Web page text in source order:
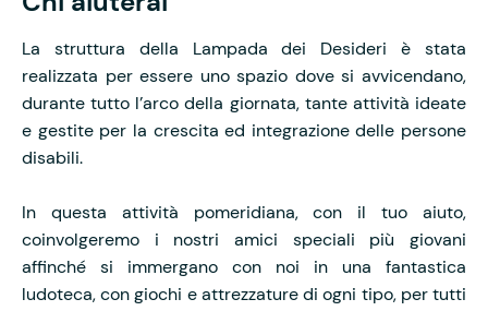
La struttura della Lampada dei Desideri è stata
realizzata per essere uno spazio dove si avvicendano,
durante tutto l’arco della giornata, tante attività ideate
e gestite per la crescita ed integrazione delle persone
disabili.
In questa attività pomeridiana, con il tuo aiuto,
coinvolgeremo i nostri amici speciali più giovani
affinché si immergano con noi in una fantastica
ludoteca, con giochi e attrezzature di ogni tipo, per tutti